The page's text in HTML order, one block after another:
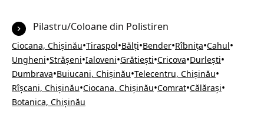
Pilastru/Coloane din Polistiren
Ciocana, Chișinău•Tiraspol•Bălți•Bender•Rîbnița•Cahul•
Ungheni•Strășeni•Ialoveni•Grătiești•Cricova•Durlești•
Dumbrava•Buiucani, Chișinău•Telecentru, Chișinău•
Rîșcani, Chișinău•Ciocana, Chișinău•Comrat•Călărași•
Botanica, Chișinău